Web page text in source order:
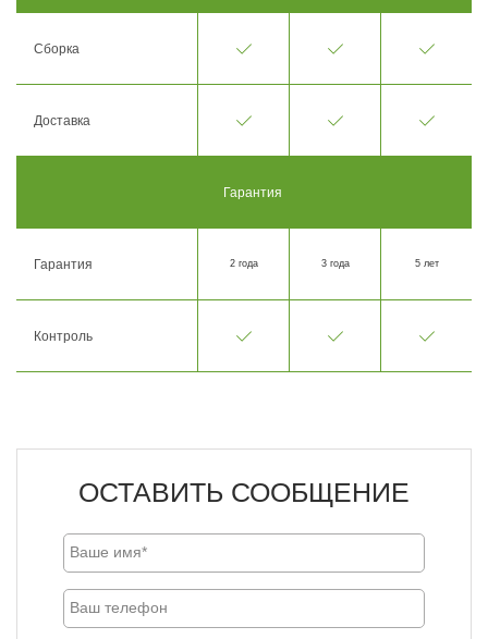
Сборка
Доставка
Гарантия
Гарантия 2 года 3 года 5 лет
Контроль
ОСТАВИТЬ СООБЩЕНИЕ